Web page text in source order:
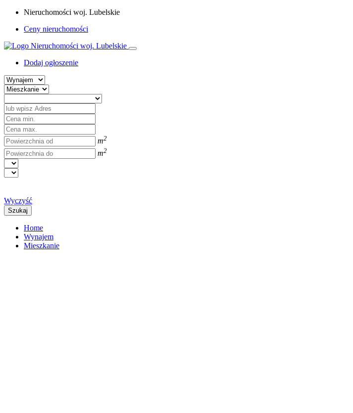
Nieruchomości woj. Lubelskie
Ceny nieruchomości
Dodaj ogłoszenie
m2
m2
Wyczyść
Szukaj
Home
Wynajem
Mieszkanie